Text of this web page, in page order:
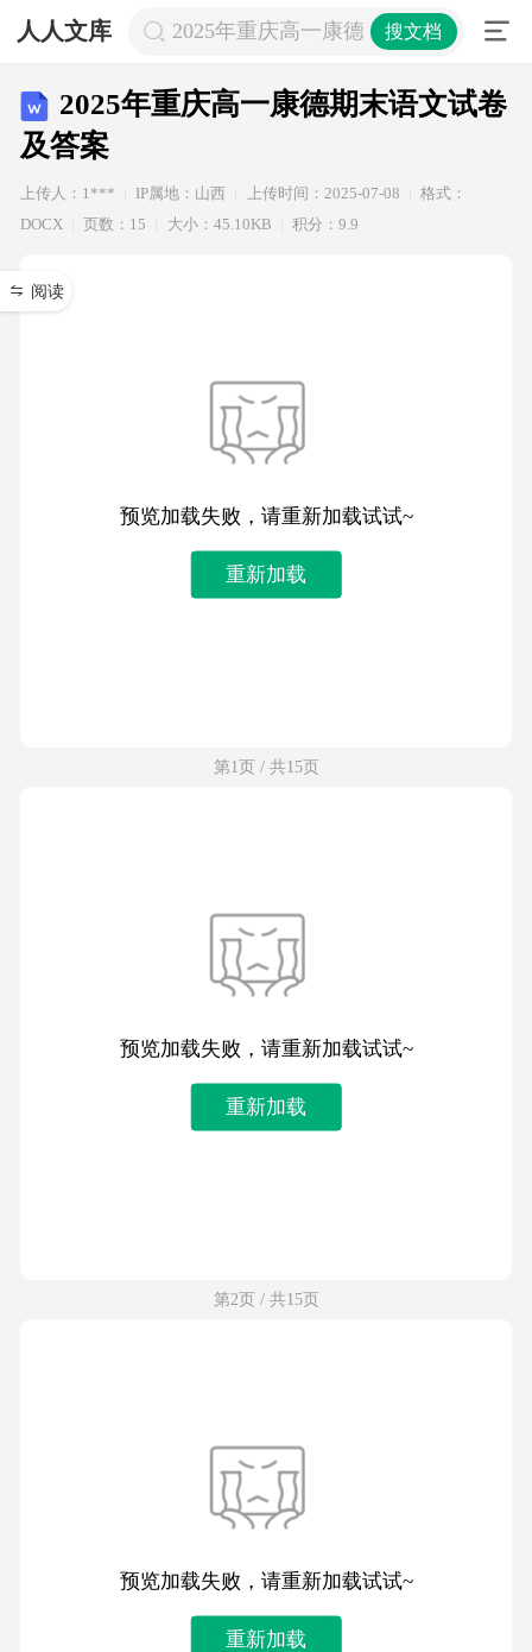
人人文库 2025年重庆高一康德期末语文试卷及
搜文档
2025年重庆高一康德期末语文试卷
及答案
上传人：1*** IP属地：山西 上传时间：2025-07-08
格式：
DOCX
页数：15 大小：45.10KB 积分：9.9
阅读
预览加载失败，请重新加载试试~
重新加载
第1页 / 共15页
预览加载失败，请重新加载试试~
重新加载
第2页 / 共15页
预览加载失败，请重新加载试试~
重新加载